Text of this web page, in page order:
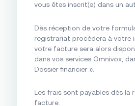
vous êtes inscrit(e) dans un
Dès réception de votre
registrariat procédera à votre
votre facture sera alors
dans vos services Omnivox,
Dossier financier ».
Les frais sont payables dès la
facture.